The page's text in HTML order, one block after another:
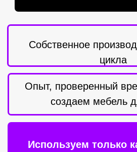
Наши контакты